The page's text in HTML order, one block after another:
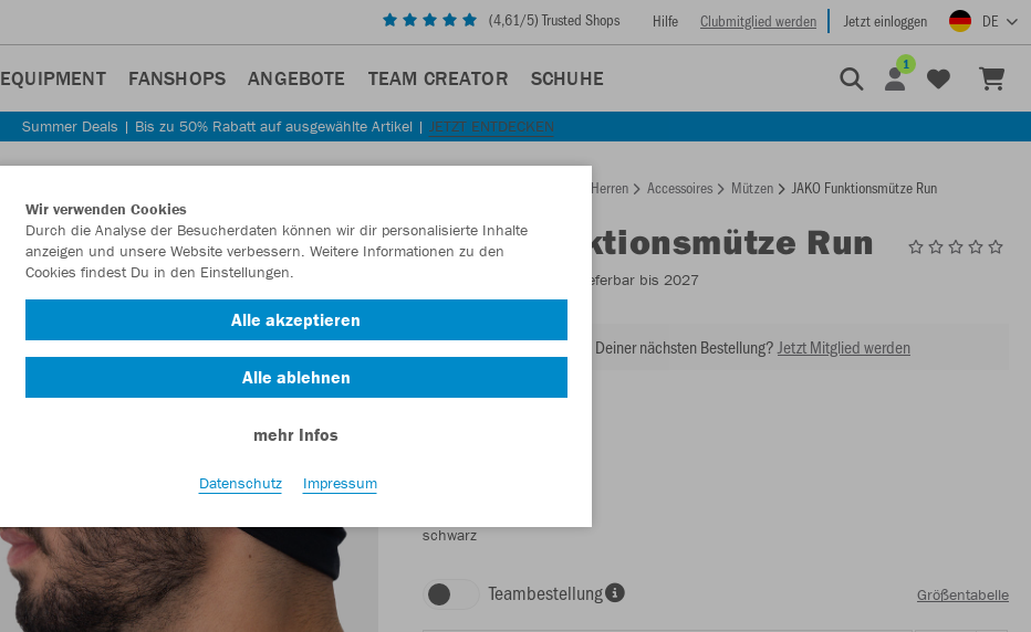
(4,61/5) Trusted Shops Hilfe Clubmitglied werden Jetzt einloggen DE
EQUIPMENT FANSHOPS ANGEBOTE TEAM CREATOR SCHUHE
1
Summer Deals | Bis zu 50% Rabatt auf ausgewählte Artikel | JETZT ENTDECKEN
Herren Accessoires Mützen JAKO Funktionsmütze Run
JAKOFunktionsmütze Run
- Lieferbar bis 2027
Lust auf 30% Rabatt bei Deiner nächsten Bestellung? Jetzt Mitglied werden
schwarz
Teambestellung Größentabelle
Wir verwenden Cookies
Durch die Analyse der Besucherdaten können wir dir personalisierte Inhalte
anzeigen und unsere Website verbessern. Weitere Informationen zu den
Cookies findest Du in den Einstellungen.
Alle akzeptieren
Alle ablehnen
mehr Infos
Datenschutz Impressum